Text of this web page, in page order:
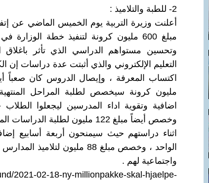
2- للطبة والتلاميذ :
أعلنت وزيرة التربية يوم الخميس الماضي عن
مبلغ 600 مليون كرونة لتنفيذ خطة
وتحسين مستواهم الدراسي الذي تأثر باغلاق
التعليم الإلكتروني والذي أثبتت عدة دراسات إن
مليون كرونة سيخصص لطلبة المراحل
اضافية وتقوية اداء المدرسين ليجعلوا
وخصص أيضاً مبلغ 122 مليون لطلبة
اثناء دراستهم حيث سيمنحون أربعة أسابيع
الواحد ، وخصص مبلغ 88 مليون
واجتماعية لهم .
2021-02-18-ny-millionpakke-skal-hjaelpe-